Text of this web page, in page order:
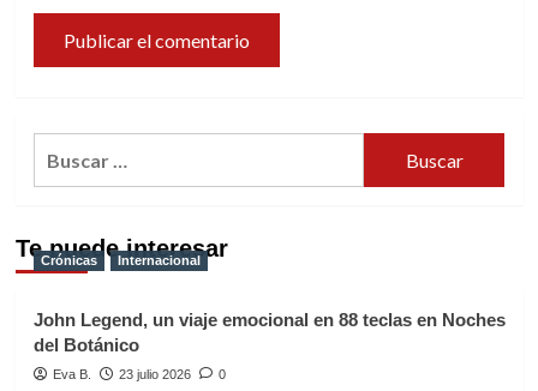
Te puede interesar
Crónicas Internacional
John Legend, un viaje emocional en 88 teclas en Noches
del Botánico
Eva B. 23 julio 2026 0